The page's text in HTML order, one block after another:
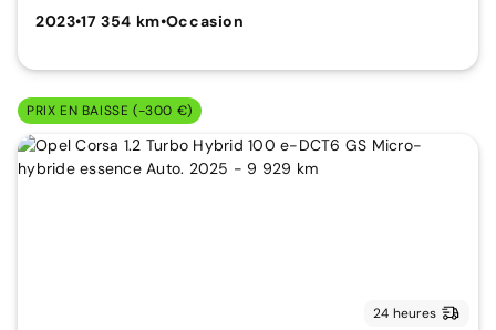
2023•17 354 km•Occasion
PRIX EN BAISSE (-300 €)
24 heures